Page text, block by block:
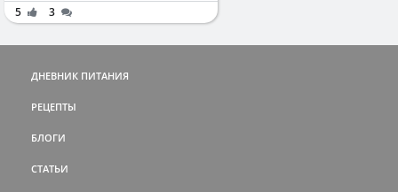
5 3
ДНЕВНИК ПИТАНИЯ
РЕЦЕПТЫ
БЛОГИ
СТАТЬИ